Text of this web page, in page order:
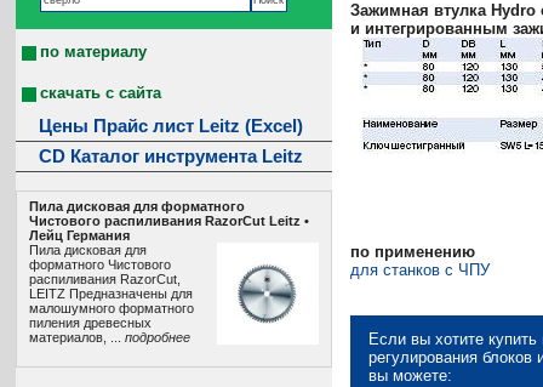
по материалу
скачать с сайта
Цены Прайс лист Leitz (Excel)
CD Каталог инструмента Leitz
Пила дисковая для форматного
Чистового распиливания RazorCut Leitz •
Лeйц Германия
Пила дисковая для
форматного Чистового
распиливания RazorCut,
LEITZ Предназначены для
малошумного форматного
пиления древесных
материалов, ... подробнее
Зажимная втулка
и интегрированным
по применению
для станков с ЧПУ
Если вы хотите
регулирования блоков
вы можете: